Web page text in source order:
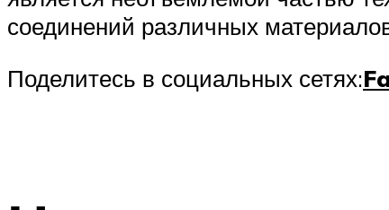
соединений различных
Поделитесь в социальных сетях: